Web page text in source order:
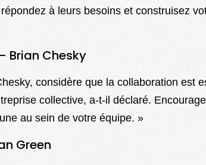
à leurs besoins et construisez
Brian Chesky
considère que la collaboration est
collective, a-t-il déclaré.
au sein de votre équipe. »
Green